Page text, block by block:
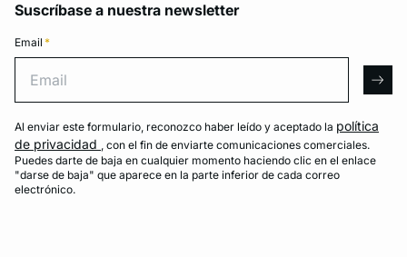
Suscríbase a nuestra newsletter
Email *
Al enviar este formulario, reconozco haber leído y aceptado la política
de privacidad , con el fin de enviarte comunicaciones comerciales.
Puedes darte de baja en cualquier momento haciendo clic en el enlace
"darse de baja" que aparece en la parte inferior de cada correo
electrónico.